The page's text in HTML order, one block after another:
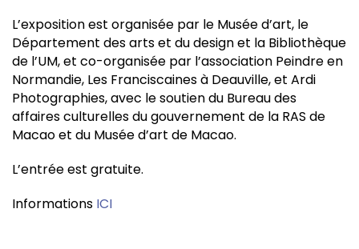
L’exposition est organisée par le Musée d’art, le
Département des arts et du design et la Bibliothèque
de l’UM, et co-organisée par l’association Peindre en
Normandie, Les Franciscaines à Deauville, et Ardi
Photographies, avec le soutien du Bureau des
affaires culturelles du gouvernement de la RAS de
Macao et du Musée d’art de Macao.
L’entrée est gratuite.
Informations ICI